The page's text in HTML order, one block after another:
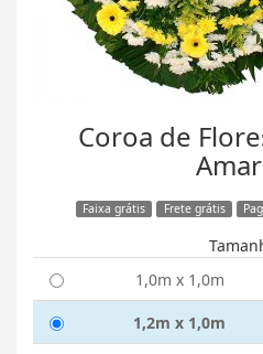
Coroa de
Faixa grátis Frete grátis
1,0m x 1,0m
1,2m x 1,0m